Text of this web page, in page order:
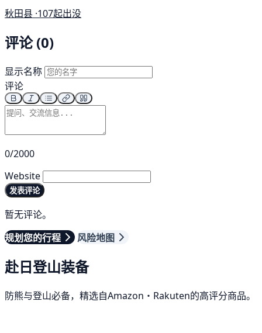
秋田县 ·107起出没
评论 (0)
显示名称
评论
0/2000
Website
发表评论
暂无评论。
规划您的行程
风险地图
赴日登山装备
防熊与登山必备，精选自Amazon・Rakuten的高评分商品。